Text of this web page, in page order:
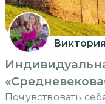
Виктория
Почувствовать